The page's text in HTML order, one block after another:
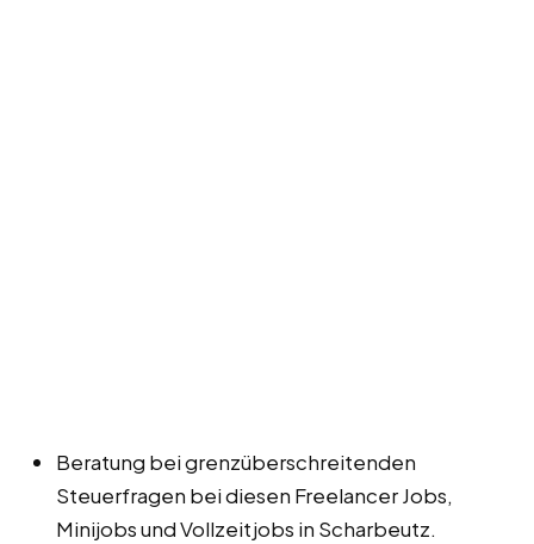
Beratung bei grenzüberschreitenden
Steuerfragen bei diesen Freelancer Jobs,
Minijobs und Vollzeitjobs in Scharbeutz.